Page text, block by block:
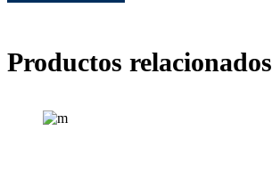
Productos relacionados